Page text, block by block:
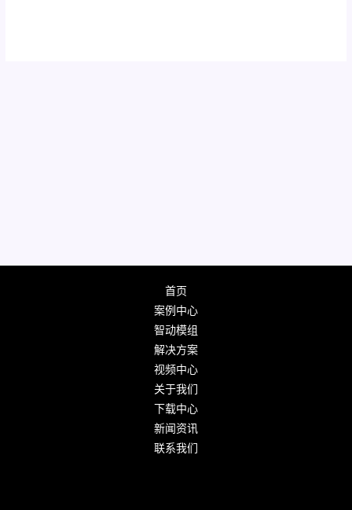
首页
案例中心
智动模组
解决方案
视频中心
关于我们
下载中心
新闻资讯
联系我们